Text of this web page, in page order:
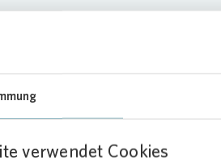
verwendet Cookies
Nachhaltigkeit
Zu den geplanten Maßnahmen für
Montage neuer, großzügigerer